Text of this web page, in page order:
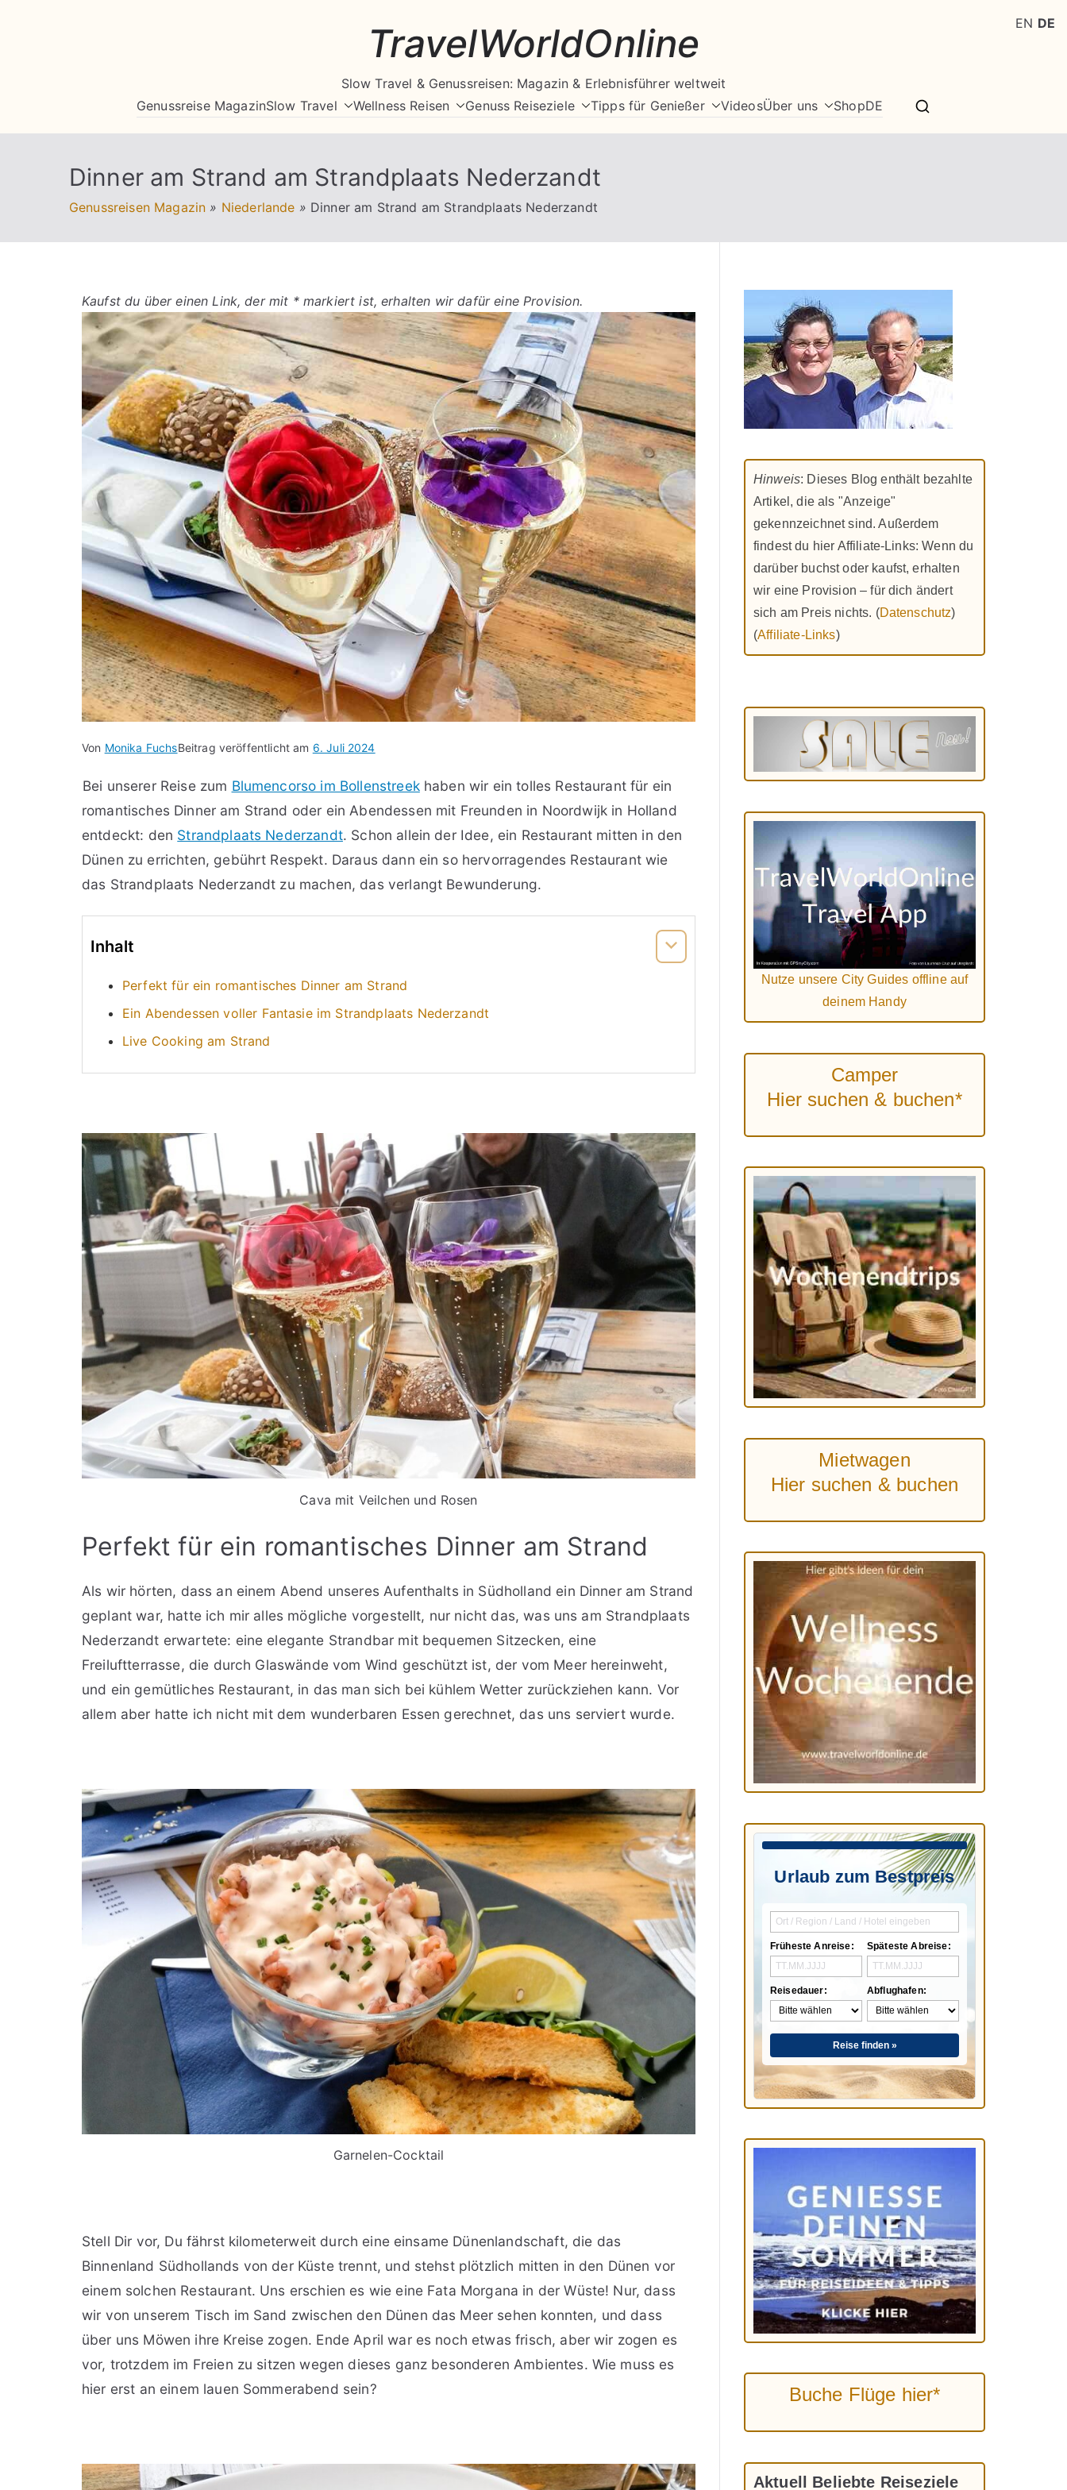
TravelWorldOnline
Slow Travel & Genussreisen: Magazin & Erlebnisführer weltweit
Genussreise MagazinSlow Travel Wellness Reisen Genuss Reiseziele Tipps für Genießer VideosÜber uns ShopDE
Dinner am Strand am Strandplaats Nederzandt
Genussreisen Magazin » Niederlande » Dinner am Strand am Strandplaats Nederzandt
Kaufst du über einen Link, der mit * markiert ist, erhalten wir dafür eine Provision.
Von Monika FuchsBeitrag veröffentlicht am 6. Juli 2024
Bei unserer Reise zum Blumencorso im Bollenstreekhaben wir ein tolles Restaurant für ein
romantisches Dinner am Strand oder ein Abendessen mit Freunden in Noordwijk in Holland
entdeckt: den Strandplaats Nederzandt. Schon allein der Idee, ein Restaurant mitten in den
Dünen zu errichten, gebührt Respekt. Daraus dann ein so hervorragendes Restaurant wie
das Strandplaats Nederzandt zu machen, das verlangt Bewunderung.
Inhalt
Perfekt für ein romantisches Dinner am Strand
Ein Abendessen voller Fantasie im Strandplaats Nederzandt
Live Cooking am Strand
Cava mit Veilchen und Rosen
Perfekt für ein romantisches Dinner am Strand
Als wir hörten, dass an einem Abend unseres Aufenthalts in Südholland ein Dinner am Strand
geplant war, hatte ich mir alles mögliche vorgestellt, nur nicht das, was uns am Strandplaats
Nederzandt erwartete: eine elegante Strandbar mit bequemen Sitzecken, eine
Freiluftterrasse, die durch Glaswände vom Wind geschützt ist, der vom Meer hereinweht,
und ein gemütliches Restaurant, in das man sich bei kühlem Wetter zurückziehen kann. Vor
allem aber hatte ich nicht mit dem wunderbaren Essen gerechnet, das uns serviert wurde.
Garnelen-Cocktail
Stell Dir vor, Du fährst kilometerweit durch eine einsame Dünenlandschaft, die das
Binnenland Südhollands von der Küste trennt, und stehst plötzlich mitten in den Dünen vor
einem solchen Restaurant. Uns erschien es wie eine Fata Morgana in der Wüste! Nur, dass
wir von unserem Tisch im Sand zwischen den Dünen das Meer sehen konnten, und dass
über uns Möwen ihre Kreise zogen. Ende April war es noch etwas frisch, aber wir zogen es
vor, trotzdem im Freien zu sitzen wegen dieses ganz besonderen Ambientes. Wie muss es
hier erst an einem lauen Sommerabend sein?
Hinweis: Dieses Blog enthält bezahlte
Artikel, die als "Anzeige"
gekennzeichnet sind. Außerdem
findest du hier Affiliate-Links: Wenn du
darüber buchst oder kaufst, erhalten
wir eine Provision – für dich ändert
sich am Preis nichts. (Datenschutz)
(Affiliate-Links)
Nutze unsere City Guides offline auf
deinem Handy
Camper
Hier suchen & buchen*
Mietwagen
Hier suchen & buchen
Urlaub zum Bestpreis
Früheste Anreise:
Reisedauer:
Späteste Abreise:
Abflughafen:
Reise finden »
Buche Flüge hier*
Aktuell Beliebte Reiseziele
EN DE